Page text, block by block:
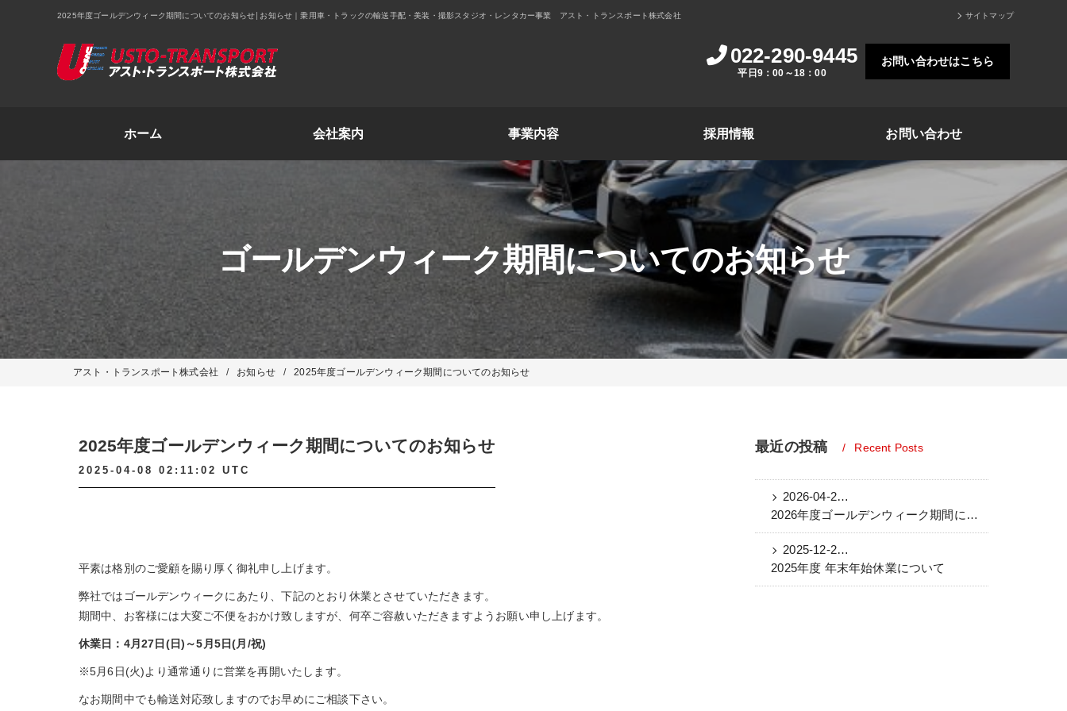
2025年度ゴールデンウィーク期間についてのお知らせ│お知らせ｜乗用車・トラックの輸送手配・美装・撮影スタジオ・レンタカー事業 アスト・トランスポート株式会社
022-290-9445
平日9：00～18：00
サイトマップ
お問い合わせはこちら
ホーム 会社案内 事業内容 採用情報 お問い合わせ
ゴールデンウィーク期間についてのお知らせ
アスト・トランスポート株式会社 お知らせ 2025年度ゴールデンウィーク期間についてのお知らせ
2025年度ゴールデンウィーク期間についてのお知らせ
2025-04-08 02:11:02 UTC
平素は格別のご愛顧を賜り厚く御礼申し上げます。
弊社ではゴールデンウィークにあたり、下記のとおり休業とさせていただきます。
期間中、お客様には大変ご不便をおかけ致しますが、何卒ご容赦いただきますようお願い申し上げます。
休業日：4月27日(日)～5月5日(月/祝)
※5月6日(火)より通常通りに営業を再開いたします。
なお期間中でも輸送対応致しますのでお早めにご相談下さい。
最近の投稿 Recent Posts
2026-04-22 02:42:08 UTC
2026年度ゴールデンウィーク期間についてのお知らせ
2025-12-23 08:46:46 UTC
2025年度 年末年始休業について